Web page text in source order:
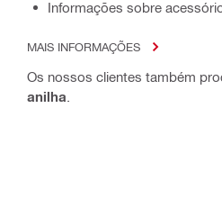
Informações sobre
MAIS INFORMAÇÕES
Os nossos clientes também
anilha